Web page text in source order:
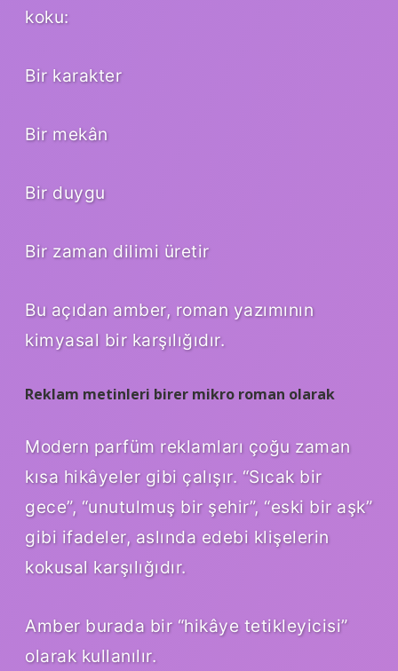
koku:
Bir karakter
Bir mekân
Bir duygu
Bir zaman dilimi üretir
Bu açıdan amber, roman yazımının
kimyasal bir karşılığıdır.
Reklam metinleri birer mikro roman olarak
Modern parfüm reklamları çoğu zaman
kısa hikâyeler gibi çalışır. “Sıcak bir
gece”, “unutulmuş bir şehir”, “eski bir aşk”
gibi ifadeler, aslında edebi klişelerin
kokusal karşılığıdır.
Amber burada bir “hikâye tetikleyicisi”
olarak kullanılır.